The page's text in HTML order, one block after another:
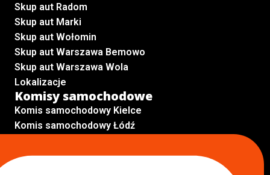
Skup aut Radom
Skup aut Marki
Skup aut Wołomin
Skup aut Warszawa Bemowo
Skup aut Warszawa Wola
Lokalizacje
Komisy samochodowe
Komis samochodowy Kielce
Komis samochodowy Łódź
Komis samochodowy Radom